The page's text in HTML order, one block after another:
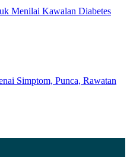
Menilai Kawalan Diabetes
Simptom, Punca, Rawatan